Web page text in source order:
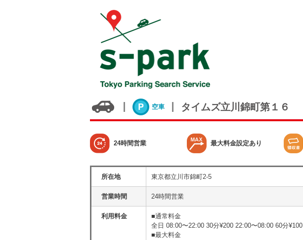
空車 タイムズ立川錦町第１６
24時間営業 最大料金設定あり
所在地 東京都立川市錦町2-5
営業時間 24時間営業
利用料金
■通常料金
全日 08:00〜22:00 30分¥200 22:00〜08:00 60分¥100
■最大料金